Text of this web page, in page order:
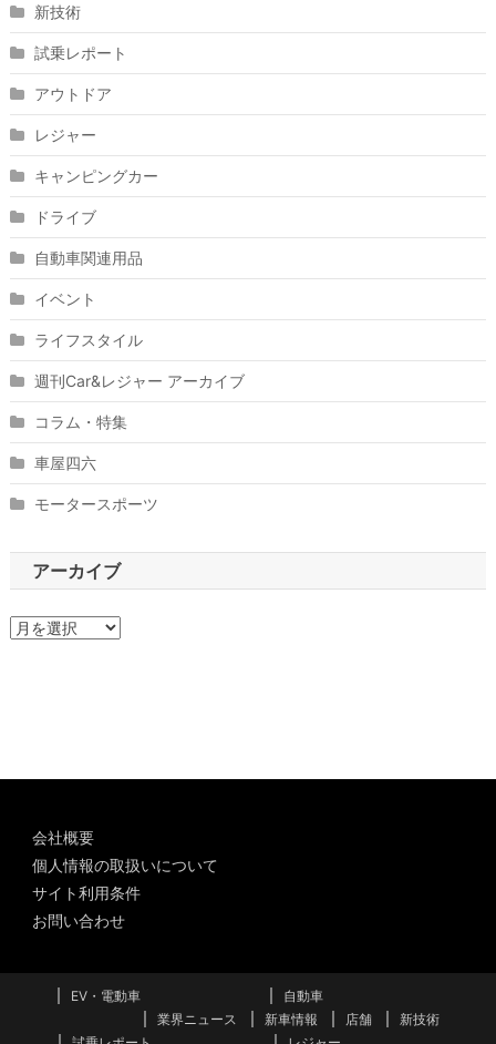
新技術
試乗レポート
アウトドア
レジャー
キャンピングカー
ドライブ
自動車関連用品
イベント
ライフスタイル
週刊Car&レジャー アーカイブ
コラム・特集
車屋四六
モータースポーツ
アーカイブ
ア
会社概要
個人情報の取扱いについて
サイト利用条件
お問い合わせ
EV・電動車
自動車
業界ニュース
新車情報 店舗
新技術